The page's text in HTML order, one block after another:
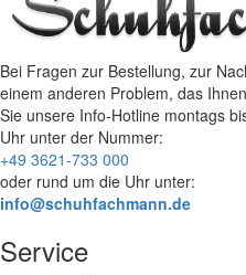
Bei Fragen zur Bestellung, zur
einem anderen Problem, das
Sie unsere Info-Hotline montags
Uhr unter der Nummer:
+49 3621-733 000
oder rund um die Uhr unter:
info@schuhfachmann.de
Service